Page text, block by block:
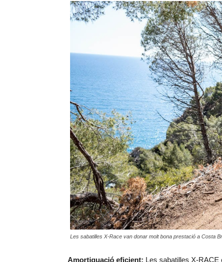
Les sabatilles X-Race van donar molt bona prestació a Costa
Amortiguació eficient: Les sabatilles X-RACE